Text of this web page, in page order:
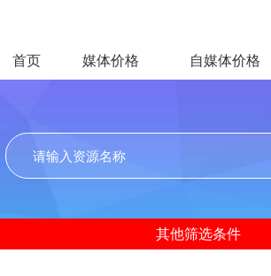
首页 媒体价格 自媒体价格
其他筛选条件